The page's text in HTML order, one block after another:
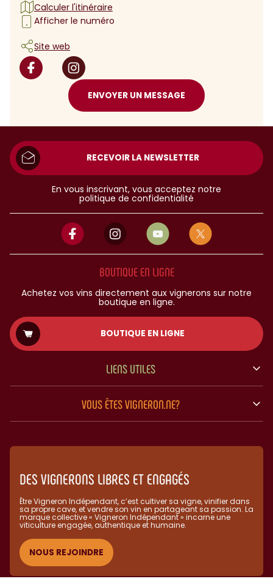
Calculer l'itinéraire
Afficher le numéro
Site web
ENVOYER UN MESSAGE
RECEVOIR LA NEWSLETTER
En vous inscrivant, vous acceptez notre
politique de confidentialité
BOUTIQUE EN LIGNE
Achetez vos vins directement aux vignerons sur notre
boutique en ligne.
BOUTIQUE EN LIGNE
LIENS UTILES
VOUS ÊTES VIGNERON.NE?
DES VIGNERONS LIBRES ET ENGAGÉS
Être Vigneron Indépendant, c’est cultiver sa vigne, vinifier dans
sa propre cave, et vendre son vin en partageant sa passion. La
marque collective « Vigneron Indépendant » incarne une
viticulture engagée, authentique et humaine.​
NOUS REJOINDRE